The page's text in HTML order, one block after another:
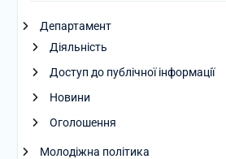
Департамент
Діяльність
Доступ до публічної інформації
Новини
Оголошення
Молодіжна політика